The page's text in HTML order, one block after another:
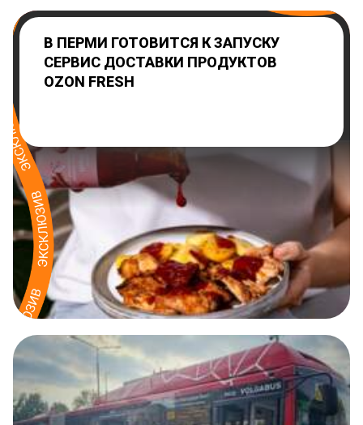
В ПЕРМИ ГОТОВИТСЯ К ЗАПУСКУ
СЕРВИС ДОСТАВКИ ПРОДУКТОВ
OZON FRESH